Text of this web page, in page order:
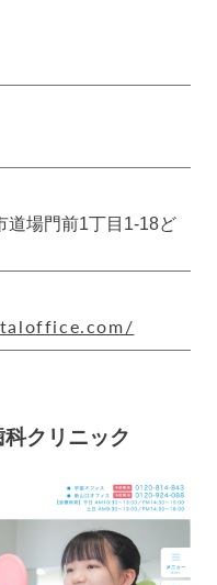
道場門前1丁目1-18ど
クリニック